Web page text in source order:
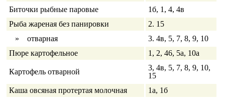
Биточки рыбные паровые
1б, 1, 4, 4в
Рыба жареная без панировки
2. 15
» отварная
3. 4в, 5, 7, 8, 9, 10
Пюре картофельное
1, 2, 46, 5а, 10а
Картофель отварной
3, 4в, 5, 7, 8, 9, 10,
15
Каша овсяная протертая молочная
1а, 1б